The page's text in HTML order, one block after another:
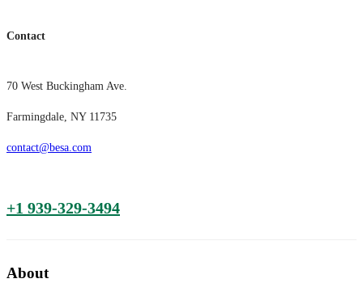
Contact
70 West Buckingham Ave.
Farmingdale, NY 11735
contact@besa.com
+1 939-329-3494
About